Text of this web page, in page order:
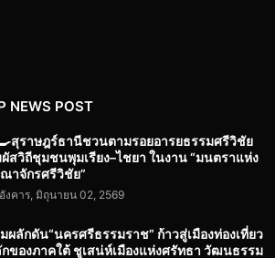
NEWS POST
สุราษฎร์ธานีชวนตามรอยอารยธรรมศรีวิชัย
สวิถีชุมชนพุมเรียง–ไชยา ในงาน “มนตราแห่ง
าจักรศรีวิชัย”
งคาร, มิถุนายน 02, 2569
ผลักดัน“นครศรีธรรมราช” ก้าวสู่เมืองท่องเที่ยว
ของภาคใต้ ชูเสน่ห์เมืองแห่งศรัทธา วัฒนธรรม